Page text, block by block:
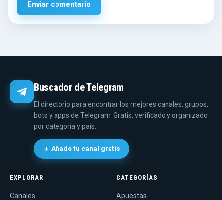
Buscador de Telegram
El directorio para encontrar los mejores canales, grupos,
bots y apps de Telegram. Gratis, verificado y organizado
por categoría y país.
＋ Añade tu canal gratis
EXPLORAR
Canales
CATEGORÍAS
Apuestas